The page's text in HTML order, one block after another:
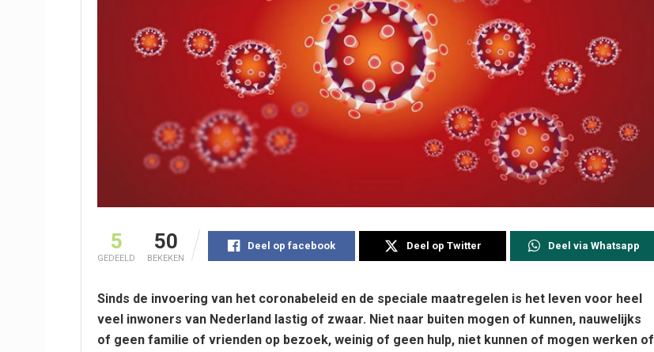
5
GEDEELD
50
BEKEKEN
Deel op facebook Deel op Twitter Deel via Whatsapp
Sinds de invoering van het coronabeleid en de speciale maatregelen is het leven voor heel
veel inwoners van Nederland lastig of zwaar. Niet naar buiten mogen of kunnen, nauwelijks
of geen familie of vrienden op bezoek, weinig of geen hulp, niet kunnen of mogen werken of